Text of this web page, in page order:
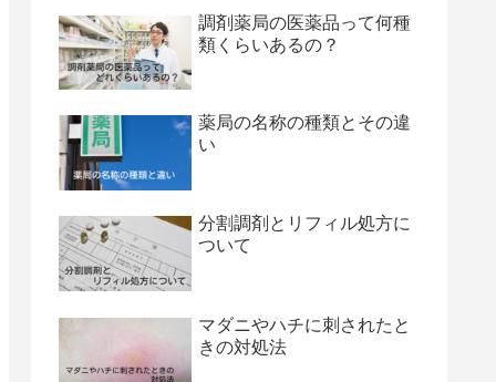
調剤薬局の医薬品って何種
類くらいあるの？
薬局の名称の種類とその違
い
分割調剤とリフィル処方に
ついて
マダニやハチに刺されたと
きの対処法